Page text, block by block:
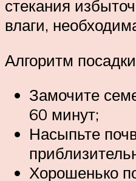
стекания
влаги,
Алгоритм
Замочите
60 минут;
Насыпьте
Хорошенько